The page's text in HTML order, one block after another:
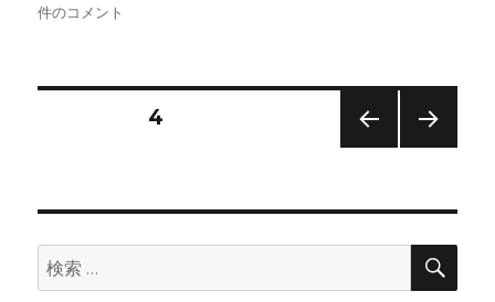
稿
マ
育
成
必
件のコメント
の
ペ
4
検
索:
検